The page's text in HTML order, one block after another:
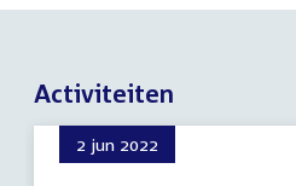
Activiteiten
2 jun 2022